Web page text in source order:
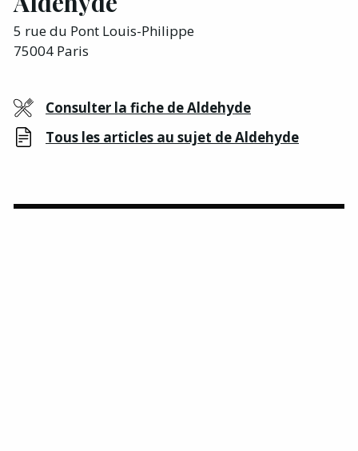
5 rue du Pont Louis-Philippe
75004 Paris
Consulter la fiche de Aldehyde
Tous les articles au sujet de Aldehyde